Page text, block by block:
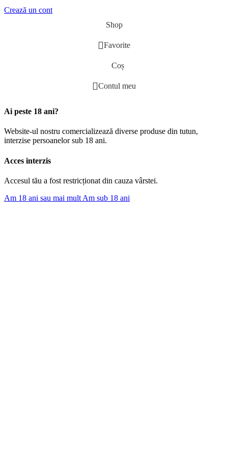
Crează un cont
Shop
Favorite
Coș
Contul meu
Ai peste 18 ani?
Website-ul nostru comercializează diverse produse din tutun,
interzise persoanelor sub 18 ani.
Acces interzis
Accesul tău a fost restricționat din cauza vârstei.
Am 18 ani sau mai mult Am sub 18 ani